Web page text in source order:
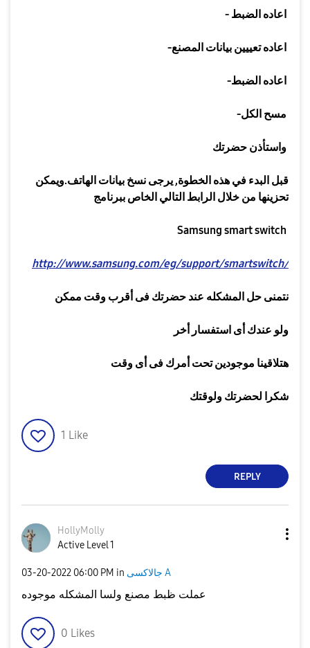
-
-
-
-
قبل البدء في هذه الخطوة, يرجى نسخ بيانات الهاتف.ويمكن
تحزينها من خلال الرابط التالي الخاص ببرنامج
Samsung smart switch
http://www.samsung.com/eg/support/smartswitch/
نتمنى حل المشكله عند حضرتك فى أقرب وقت ممكن
ولو عندك أى استفسار أخر
هتلاقينا موجودين تحت أمرك فى أى وقت
شكرا لحضرتك ولوقتك
1 Like
REPLY
HollyMolly
Active Level 1
‎03-20-2022 06:00 PM in جالاكسى A
عملت ظبط مصنع ولسا المشكله موجوده
0 Likes